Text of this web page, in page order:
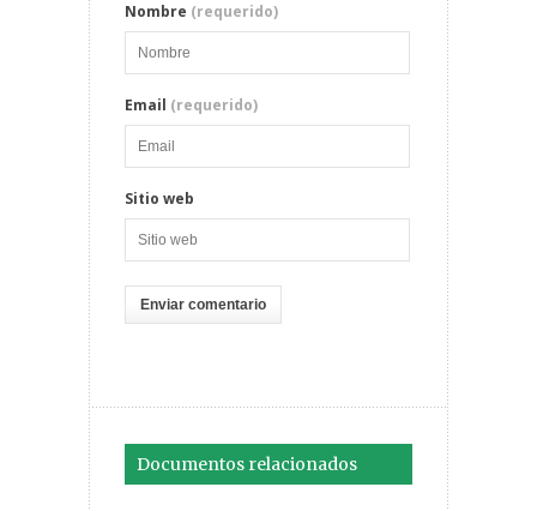
Nombre (requerido)
Email (requerido)
Sitio web
Documentos relacionados